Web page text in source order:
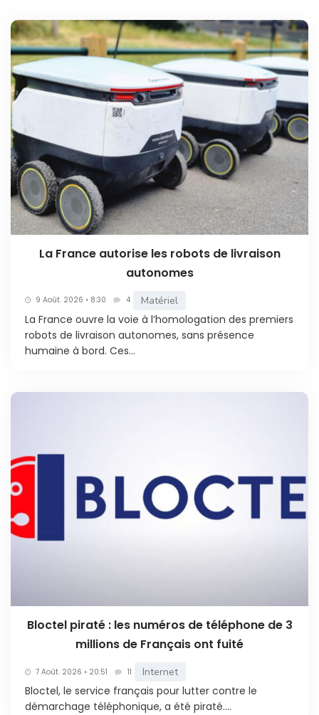
La France autorise les robots de livraison
autonomes
9 Août. 2026 • 8:30 4 Matériel
La France ouvre la voie à l’homologation des premiers
robots de livraison autonomes, sans présence
humaine à bord. Ces...
Bloctel piraté : les numéros de téléphone de 3
millions de Français ont fuité
7 Août. 2026 • 20:51 11 Internet
Bloctel, le service français pour lutter contre le
démarchage téléphonique, a été piraté....